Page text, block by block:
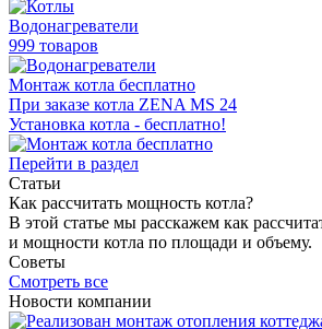
Водонагреватели
999 товаров
Монтаж котла бесплатно
При заказе котла ZENA MS 24
Установка котла - бесплатно!
Перейти в раздел
Статьи
Как раcсчитать мощность котла?
В этой статье мы расскажем как
и мощности котла по площади и объему.
Советы
Смотреть все
Новости компании